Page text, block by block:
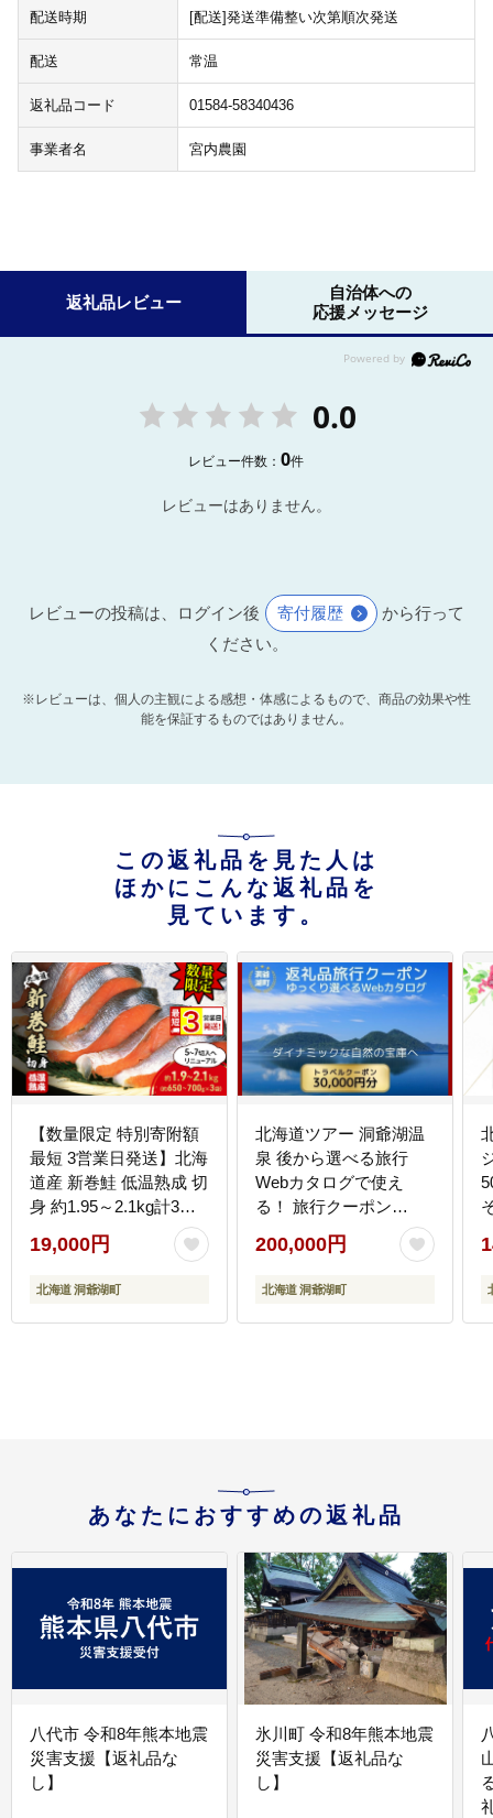
配送時期 [配送]発送準備整い次第順次発送
配送 常温
返礼品コード 01584-58340436
事業者名 宮内農園
返礼品レビュー
自治体への
応援メッセージ
0.0
レビュー件数：0件
レビューはありません。
レビューの投稿は、ログイン後 寄付履歴
から行って
ください。
※レビューは、個人の主観による感想・体感によるもので、商品の効果や性
能を保証するものではありません。
この返礼品を見た人は
ほかにこんな返礼品を
見ています。
【数量限定 特別寄附額
最短 3営業日発送】北海
道産 新巻鮭 低温熟成 切
身 約1.95～2.1kg計3袋
(1袋約650～700g/5～7
切入) 最短配送 北海道
秋鮭 小分け 鮭 さけ し
冷凍 お弁当 真空パック
19,000円
北海道 洞爺湖町
北海道ツアー 洞爺湖温
泉 後から選べる旅行
Webカタログで使え
る！ 旅行クーポン
（60,000円分） 旅行券
宿泊券 飲食券 体験サー
ビス券 北海道 ふるさと
絶景
200,000円
北海道 洞爺湖町
あなたにおすすめの返礼品
八代市 令和8年熊本地震
災害支援【返礼品な
し】
氷川町 令和8年熊本地震
災害支援【返礼品な
し】